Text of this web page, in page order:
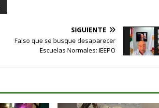
SIGUIENTE
Falso que se busque desaparecer
Escuelas Normales: IEEPO